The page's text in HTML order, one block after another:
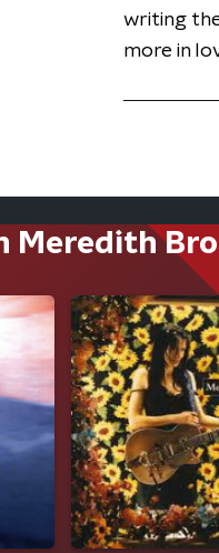
writing
more in
Meredith